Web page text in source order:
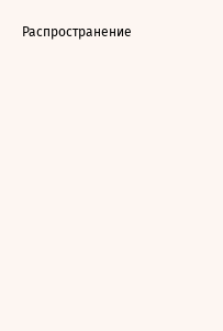
Распространение